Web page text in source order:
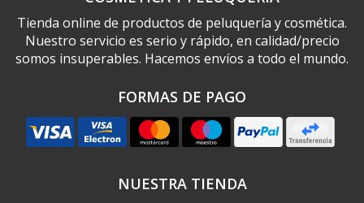
Tienda online de productos de peluquería y cosmética.
Nuestro servicio es serio y rápido, en calidad/precio
somos insuperables. Hacemos envíos a todo el mundo.
FORMAS DE PAGO
NUESTRA TIENDA